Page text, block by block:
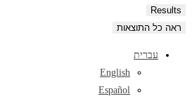
Results
ראה כל התוצאות
עברית
English
Español